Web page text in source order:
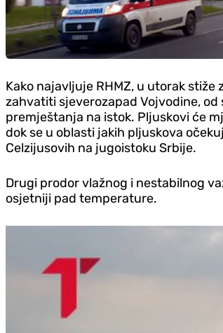
Kako najavljuje RHMZ, u utorak
zahvatiti sjeverozapad Vojvodine,
premještanja na istok. Pljuskovi će
dok se u oblasti jakih pljuskova
Celzijusovih na jugoistoku Srbije.
Drugi prodor vlažnog i nestabilnog
osjetniji pad temperature.